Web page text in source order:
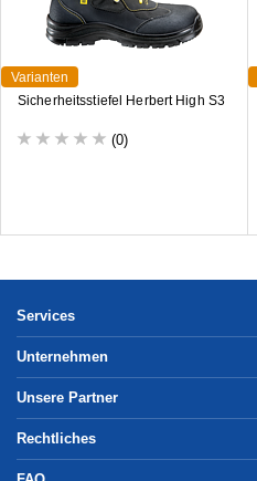
Varianten
Sicherheitsstiefel Herbert High S3
(0)
Services
Unternehmen
Unsere Partner
Rechtliches